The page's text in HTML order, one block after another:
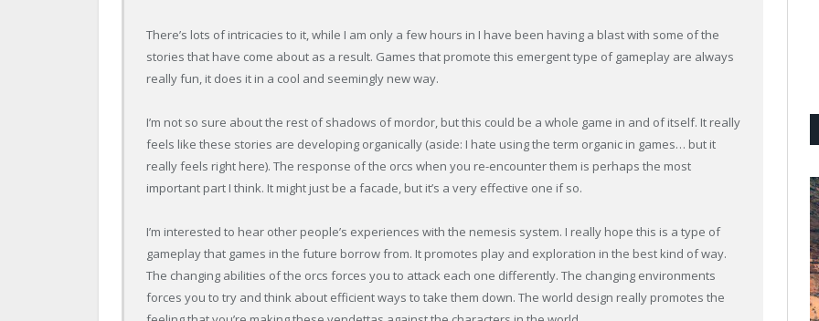
There’s lots of intricacies to it, while I am only a few hours in I have been having a blast with some of the
stories that have come about as a result. Games that promote this emergent type of gameplay are always
really fun, it does it in a cool and seemingly new way.
I’m not so sure about the rest of shadows of mordor, but this could be a whole game in and of itself. It really
feels like these stories are developing organically (aside: I hate using the term organic in games… but it
really feels right here). The response of the orcs when you re-encounter them is perhaps the most
important part I think. It might just be a facade, but it’s a very effective one if so.
I’m interested to hear other people’s experiences with the nemesis system. I really hope this is a type of
gameplay that games in the future borrow from. It promotes play and exploration in the best kind of way.
The changing abilities of the orcs forces you to attack each one differently. The changing environments
forces you to try and think about efficient ways to take them down. The world design really promotes the